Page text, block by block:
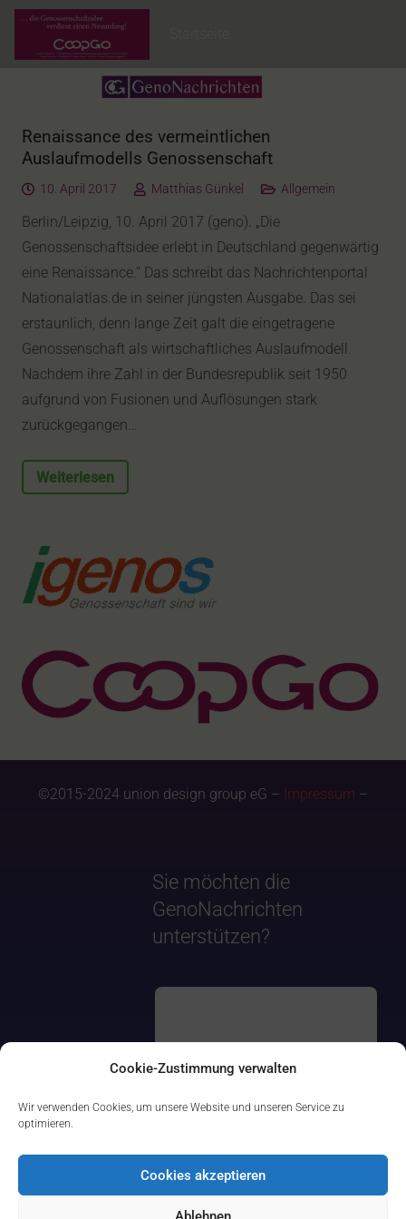
Cookie-Zustimmung verwalten
Wir verwenden Cookies, um unsere Website und unseren Service zu
optimieren.
Cookies akzeptieren
Renaissance des vermeintlichen
Auslaufmodells Genossenschaft
10. April 2017 Matthias Günkel Allgemein
Berlin/Leipzig, 10. April 2017 (geno). „Die
Genossenschaftsidee erlebt in Deutschland gegenwärtig
eine Renaissance.“ Das schreibt das Nachrichtenportal
Nationalatlas.de in seiner jüngsten Ausgabe. Das sei
erstaunlich, denn lange Zeit galt die eingetragene
Genossenschaft als wirtschaftliches Auslaufmodell.
Nachdem ihre Zahl in der Bundesrepublik seit 1950
aufgrund von Fusionen und Auflösungen stark
zurückgegangen…
Weiterlesen
©2015-2024 union design group eG – Impressum –
Sie möchten die
GenoNachrichten
unterstützen?